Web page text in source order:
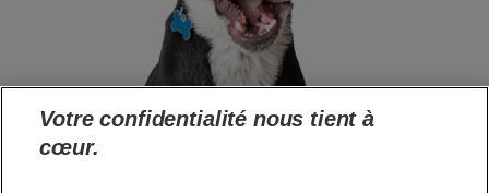
Votre confidentialité nous tient à
cœur.